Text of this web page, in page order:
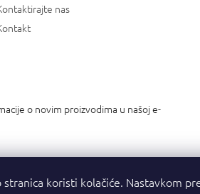
stranica koristi kolačiće. Nastavkom
nas
o novim proizvodima u našoj e-